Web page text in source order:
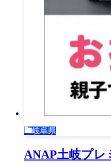
岐阜県
ANAP土岐プレ